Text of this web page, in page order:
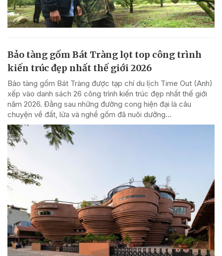
Bảo tàng gốm Bát Tràng lọt top công trình
kiến trúc đẹp nhất thế giới 2026
Bảo tàng gốm Bát Tràng được tạp chí du lịch Time Out (Anh)
xếp vào danh sách 26 công trình kiến trúc đẹp nhất thế giới
năm 2026. Đằng sau những đường cong hiện đại là câu
chuyện về đất, lửa và nghề gốm đã nuôi dưỡng...